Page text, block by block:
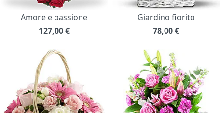
Amore e passione
127,00 €
Giardino fiorito
78,00€